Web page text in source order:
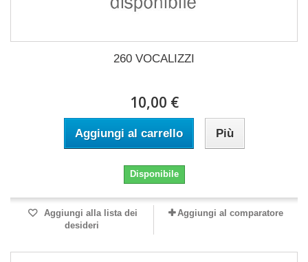
260 VOCALIZZI
10,00 €
Aggiungi al carrello Più
Disponibile
Aggiungi alla lista dei
desideri
Aggiungi al comparatore